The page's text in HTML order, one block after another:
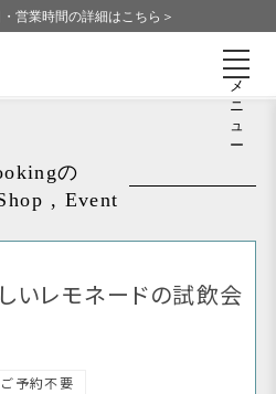
・営業時間の詳細はこちら＞
メ
ニ
ュ
ー
の
, Event
いレモネードの試飲会
ご予約不要